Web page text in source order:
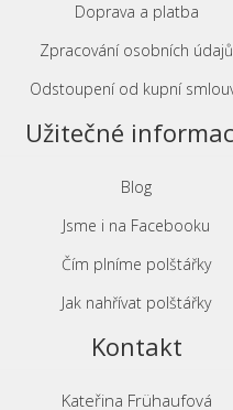
Doprava a platba
Zpracování osobních údajů
Odstoupení od kupní
Užitečné
Blog
Jsme i na Facebooku
Čím plníme polštářky
Jak nahřívat polštářky
Kontakt
Kateřina Frühaufová